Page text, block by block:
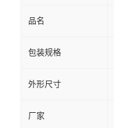
品名
包装规格
外形尺寸
厂家